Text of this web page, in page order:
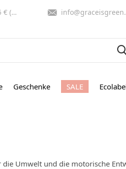
Geschenke SALE
BE) info@graceisgreen.com
Umwelt und die motorische